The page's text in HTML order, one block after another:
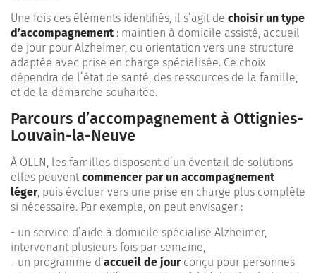
Une fois ces éléments identifiés, il s’agit de choisir un type
d’accompagnement : maintien à domicile assisté, accueil
de jour pour Alzheimer, ou orientation vers une structure
adaptée avec prise en charge spécialisée. Ce choix
dépendra de l’état de santé, des ressources de la famille,
et de la démarche souhaitée.
Parcours d’accompagnement à Ottignies-
Louvain-la-Neuve
À OLLN, les familles disposent d’un éventail de solutions
elles peuvent commencer par un accompagnement
léger, puis évoluer vers une prise en charge plus complète
si nécessaire. Par exemple, on peut envisager :
- un service d’aide à domicile spécialisé Alzheimer,
intervenant plusieurs fois par semaine,
- un programme d’accueil de jourconçu pour personnes